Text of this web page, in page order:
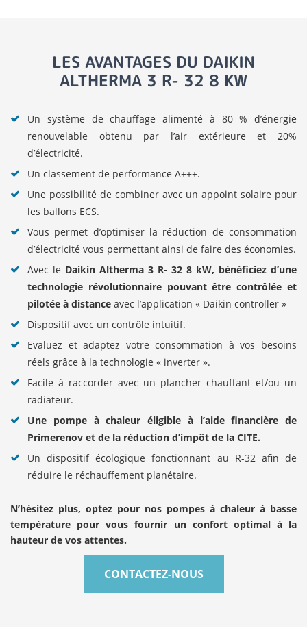
LES AVANTAGES DU DAIKIN
ALTHERMA 3 R- 32 8 KW
Un système de chauffage alimenté à 80 % d’énergie
renouvelable obtenu par l’air extérieure et 20%
d’électricité.
Un classement de performance A+++.
Une possibilité de combiner avec un appoint solaire pour
les ballons ECS.
Vous permet d’optimiser la réduction de consommation
d’électricité vous permettant ainsi de faire des économies.
Avec le Daikin Altherma 3 R- 32 8 kW, bénéficiez d’une
technologie révolutionnaire pouvant être contrôlée et
pilotée à distance avec l’application « Daikin controller »
Dispositif avec un contrôle intuitif.
Evaluez et adaptez votre consommation à vos besoins
réels grâce à la technologie « inverter ».
Facile à raccorder avec un plancher chauffant et/ou un
radiateur.
Une pompe à chaleur éligible à l’aide financière de
Primerenov et de la réduction d’impôt de la CITE.
Un dispositif écologique fonctionnant au R-32 afin de
réduire le réchauffement planétaire.
N’hésitez plus, optez pour nos pompes à chaleur à basse
température pour vous fournir un confort optimal à la
hauteur de vos attentes.
CONTACTEZ-NOUS